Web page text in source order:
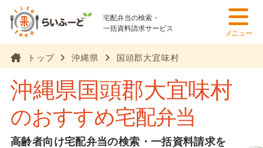
宅配弁当の検索・
一括資料請求サービス
メニュー
トップ 沖縄県 国頭郡大宜味村
沖縄県国頭郡大宜味村
のおすすめ宅配弁当
高齢者向け宅配弁当の検索・一括資料請求を